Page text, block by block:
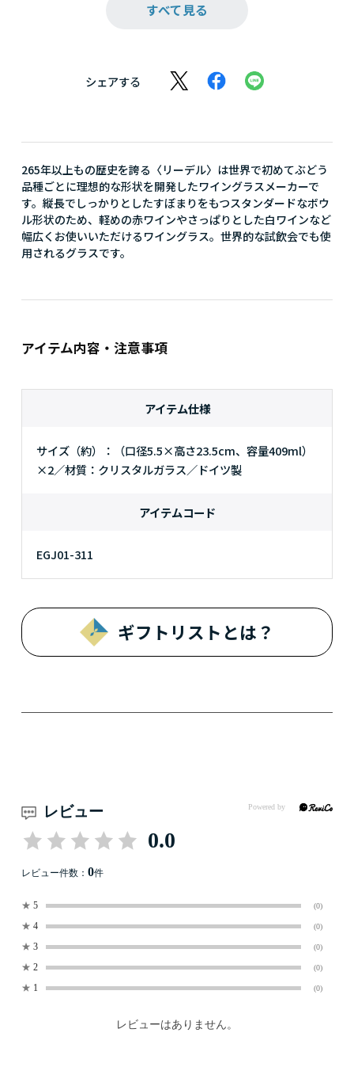
#父の日ギフト #料理 #料理男子
すべて見る
シェアする
265年以上もの歴史を誇る〈リーデル〉は世界で初めてぶどう
品種ごとに理想的な形状を開発したワイングラスメーカーで
す。縦長でしっかりとしたすぼまりをもつスタンダードなボウ
ル形状のため、軽めの赤ワインやさっぱりとした白ワインなど
幅広くお使いいただけるワイングラス。世界的な試飲会でも使
用されるグラスです。
アイテム内容・注意事項
アイテム仕様
サイズ（約）：（口径5.5×高さ23.5cm、容量409ml）
×2／材質：クリスタルガラス／ドイツ製
アイテムコード
EGJ01-311
ギフトリストとは？
レビュー
0.0
レビュー件数： 0件
★ 5 (0)
★ 4 (0)
★ 3 (0)
★ 2 (0)
★ 1 (0)
レビューはありません。